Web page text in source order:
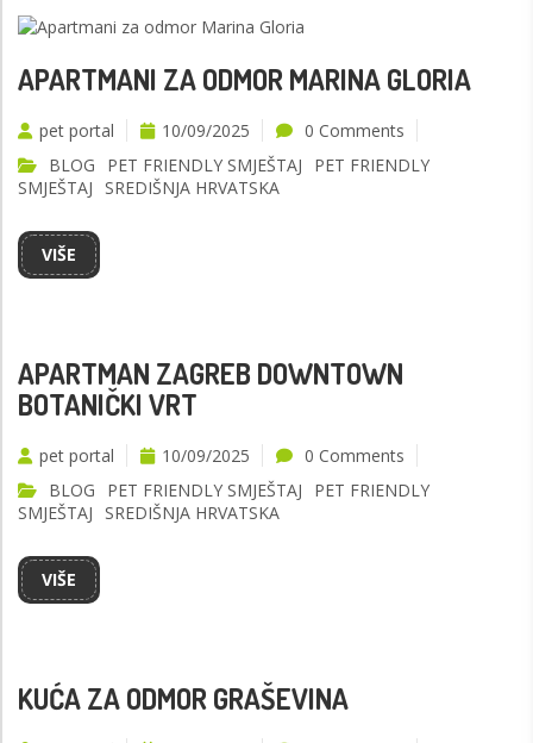
APARTMANI ZA ODMOR MARINA GLORIA
pet portal 10/09/2025
0 Comments
BLOG
PET FRIENDLY SMJEŠTAJ
PET FRIENDLY
SMJEŠTAJ
SREDIŠNJA HRVATSKA
VIŠE
APARTMAN ZAGREB DOWNTOWN
BOTANIČKI VRT
pet portal 10/09/2025
0 Comments
BLOG
PET FRIENDLY SMJEŠTAJ
PET FRIENDLY
SMJEŠTAJ
SREDIŠNJA HRVATSKA
VIŠE
KUĆA ZA ODMOR GRAŠEVINA